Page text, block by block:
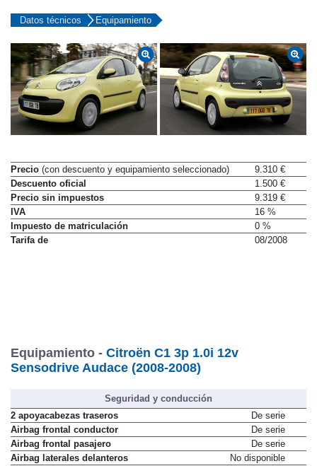
Datos técnicos Equipamiento
Precio (con descuento y equipamiento seleccionado)
9.310 €
Descuento oficial
1.500 €
Precio sin impuestos
9.319 €
IVA
16 %
Impuesto de matriculación
0 %
Tarifa de
08/2008
Equipamiento - Citroën C1 3p 1.0i 12v
Sensodrive Audace (2008-2008)
Seguridad y conducción
2 apoyacabezas traseros
De serie
Airbag frontal conductor
De serie
Airbag frontal pasajero
De serie
Airbag laterales delanteros
No disponible